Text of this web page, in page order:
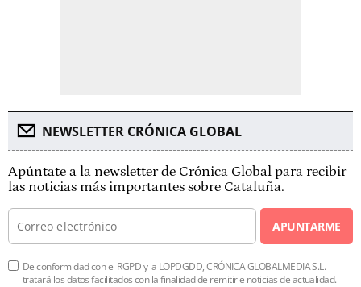
NEWSLETTER CRÓNICA GLOBAL
Apúntate a la newsletter de Crónica Global para recibir
las noticias más importantes sobre Cataluña.
APUNTARME
De conformidad con el RGPD y la LOPDGDD, CRÓNICA GLOBALMEDIA S.L.
tratará los datos facilitados con la finalidad de remitirle noticias de actualidad.